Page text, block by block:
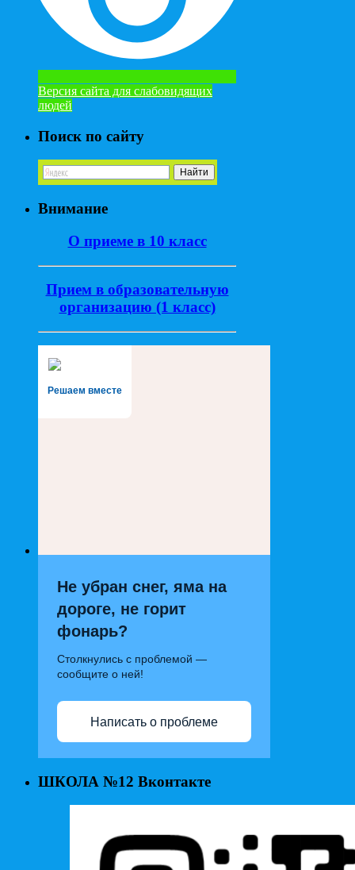
Версия сайта для слабовидящих
людей
Поиск по сайту
Внимание
О приеме в 10 класс
Прием в образовательную
организацию (1 класс)
Решаем вместе
Не убран снег, яма на
дороге, не горит
фонарь?
Столкнулись с проблемой —
сообщите о ней!
Написать о проблеме
ШКОЛА №12 Вконтакте